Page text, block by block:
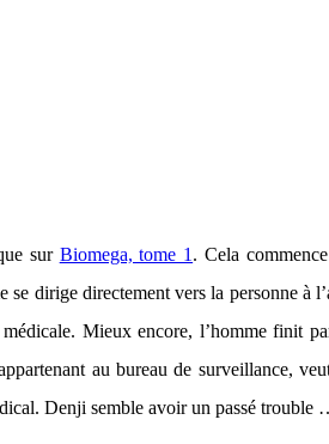
sur Biomega, tome 1 . Cela
dirige directement vers la personne à
Mieux encore, l’homme finit
au bureau de surveillance,
Denji semble avoir un passé trouble